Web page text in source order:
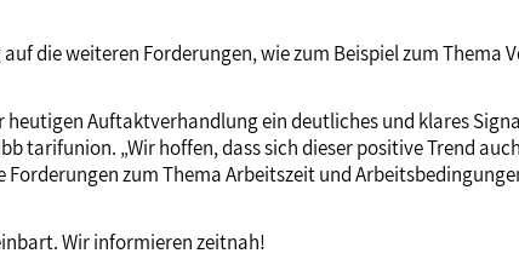
die weiteren Forderungen, wie zum Beispiel zum Thema
Auftaktverhandlung ein deutliches und klares
tarifunion. „Wir hoffen, dass sich dieser positive Trend
zum Thema Arbeitszeit und
Wir informieren zeitnah!